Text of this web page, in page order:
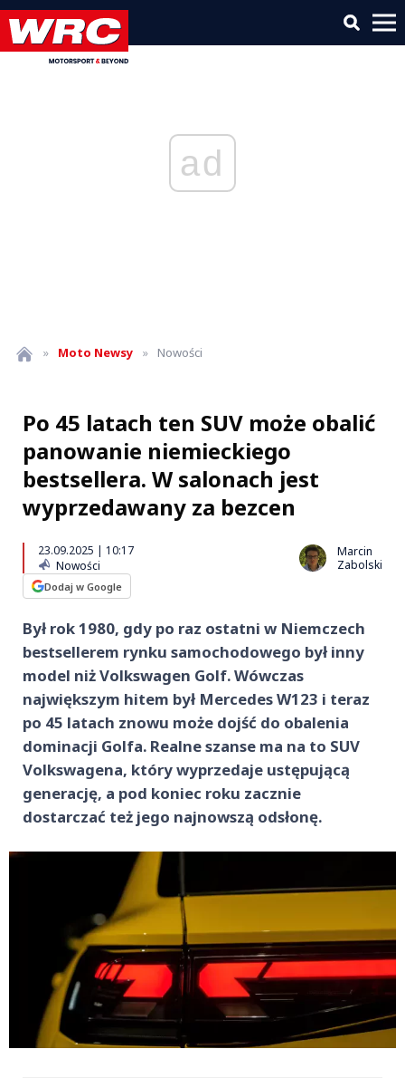
ad
» Moto Newsy » Nowości
Po 45 latach ten SUV może obalić
panowanie niemieckiego
bestsellera. W salonach jest
wyprzedawany za bezcen
23.09.2025 | 10:17
Nowości
Dodaj w Google
Marcin
Zabolski
Był rok 1980, gdy po raz ostatni w Niemczech
bestsellerem rynku samochodowego był inny
model niż Volkswagen Golf. Wówczas
największym hitem był Mercedes W123 i teraz
po 45 latach znowu może dojść do obalenia
dominacji Golfa. Realne szanse ma na to SUV
Volkswagena, który wyprzedaje ustępującą
generację, a pod koniec roku zacznie
dostarczać też jego najnowszą odsłonę.